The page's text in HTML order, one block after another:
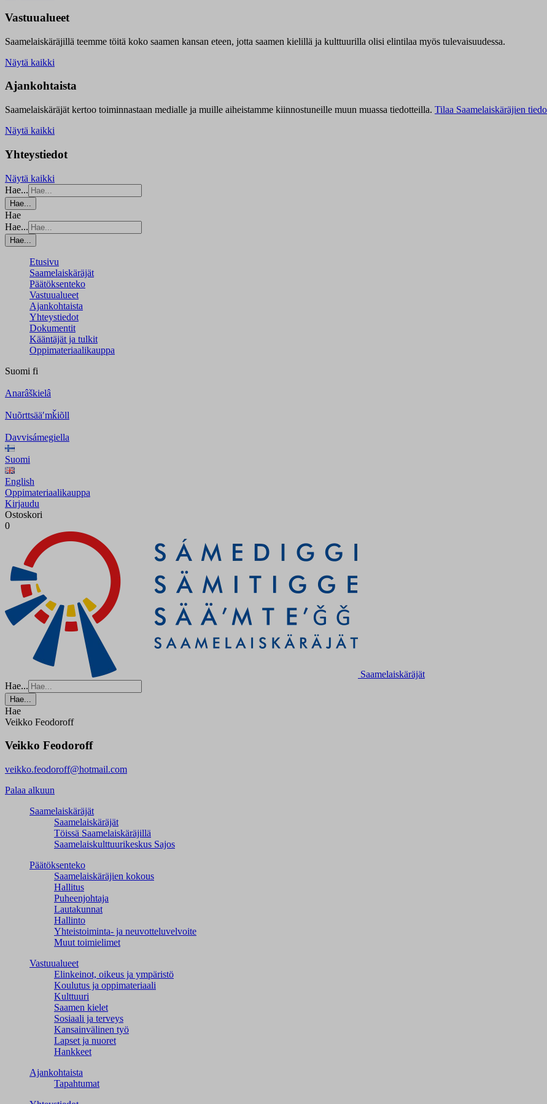
Vastuualueet
Saamelaiskäräjillä teemme töitä koko saamen kansan eteen, jotta saamen kielillä ja kulttuurilla olisi elintilaa myös tulevaisuudessa.
Näytä kaikki
Ajankohtaista
Saamelaiskäräjät kertoo toiminnastaan medialle ja muille aiheistamme kiinnostuneille muun muassa tiedotteilla. Tilaa Saamelaiskäräjien
Näytä kaikki
Yhteystiedot
Näytä kaikki
Hae...
Hae...
Hae
Hae...
Hae...
Etusivu
Saamelaiskäräjät
Päätöksenteko
Vastuualueet
Ajankohtaista
Yhteystiedot
Dokumentit
Kääntäjät ja tulkit
Oppimateriaalikauppa
Suomi fi
Anarâškielâ
Nuõrttsääʹmǩiõll
Davvisámegiella
Suomi
English
Oppimateriaalikauppa
Kirjaudu
Ostoskori
0
Saamelaiskäräjät
Hae...
Hae...
Hae
Veikko Feodoroff
Veikko Feodoroff
veikko.feodoroff@hotmail.com
Palaa alkuun
Saamelaiskäräjät
Saamelaiskäräjät
Töissä Saamelaiskäräjillä
Saamelaiskulttuuri­keskus Sajos
Päätöksenteko
Saamelaiskäräjien kokous
Hallitus
Puheenjohtaja
Lautakunnat
Hallinto
Yhteistoiminta- ja neuvotteluvelvoite
Muut toimielimet
Vastuualueet
Elinkeinot, oikeus ja ympäristö
Koulutus ja oppimateriaali
Kulttuuri
Saamen kielet
Sosiaali ja terveys
Kansainvälinen työ
Lapset ja nuoret
Hankkeet
Ajankohtaista
Tapahtumat